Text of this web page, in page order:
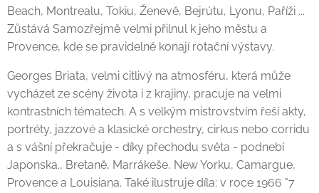
Beach, Montrealu, Tokiu, Ženevě, Bejrútu, Lyonu, Paříži ...
Zůstává Samozřejmě velmi přilnul k jeho městu a
Provence, kde se pravidelně konají rotační výstavy.
Georges Briata, velmi citlivý na atmosféru, která může
vycházet ze scény života i z krajiny, pracuje na velmi
kontrastních tématech. A s velkým mistrovstvím řeší akty,
portréty, jazzové a klasické orchestry, cirkus nebo corridu
a s vášní překračuje - díky přechodu světa - podnebí
Japonska., Bretaně, Marrákeše, New Yorku, Camargue,
Provence a Louisiana. Také ilustruje díla: v roce 1966 "7